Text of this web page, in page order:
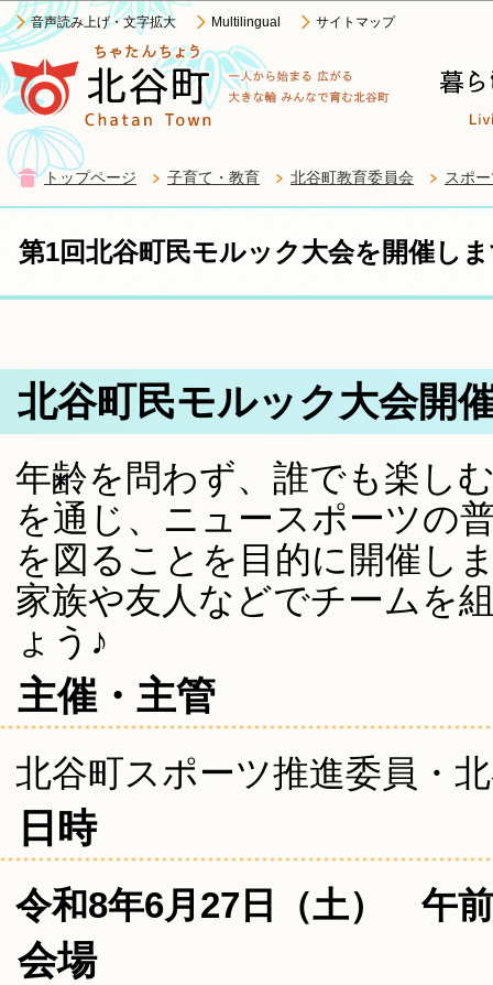
音声読み上げ・文字拡大 Multilingual サイトマップ
トップページ 子育て・教育 北谷町教育委員会 スポ
第1回北谷町民モルック大会を開催し
北谷町民モルック大会開
年齢を問わず、誰でも楽し
を通じ、ニュースポーツの
を図ることを目的に開催し
家族や友人などでチームを
ょう♪
主催・主管
北谷町スポーツ推進委員・
日時
令和8年6月27日（土） 午
会場